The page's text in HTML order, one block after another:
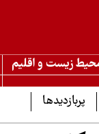
زیست و اقلیم
پربازدیدها